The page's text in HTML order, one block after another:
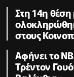
Στη 14η
στους
Αφήνει το
Τρέντον